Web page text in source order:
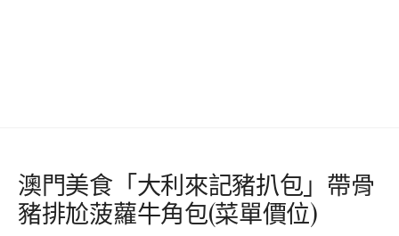
澳門美食「大利來記豬扒包」帶骨
豬排尬菠蘿牛角包(菜單價位)